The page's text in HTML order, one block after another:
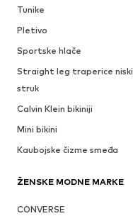
Tunike
Pletivo
Sportske hlače
Straight leg traperice niski
struk
Calvin Klein bikiniji
Mini bikini
Kaubojske čizme smeđa
ŽENSKE MODNE MARKE
CONVERSE